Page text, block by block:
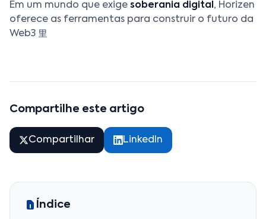
Em um mundo que exige soberania digital, Horizen
oferece as ferramentas para construir o futuro da
Web3 里
Compartilhe este artigo
Compartilhar LinkedIn
Índice